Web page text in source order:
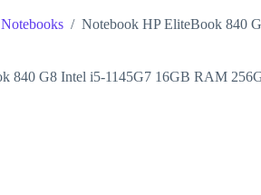
Notebooks / Notebook HP EliteBook 840